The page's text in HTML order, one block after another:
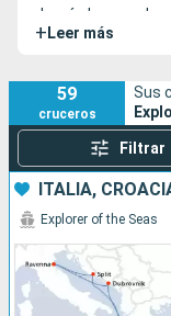
demás barcos de
innovadoras
+ Leer más
59
cruceros
Sus
Filtrar
ITALIA,
Explorer of the Seas